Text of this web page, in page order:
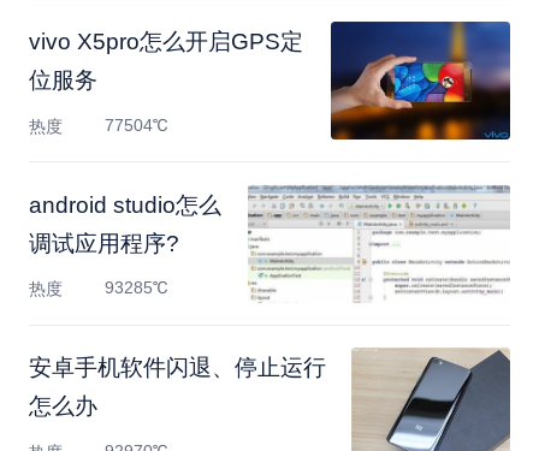
vivo X5pro怎么开启GPS定
位服务
热度 77504℃
android studio怎么
调试应用程序?
热度 93285℃
安卓手机软件闪退、停止运行
怎么办